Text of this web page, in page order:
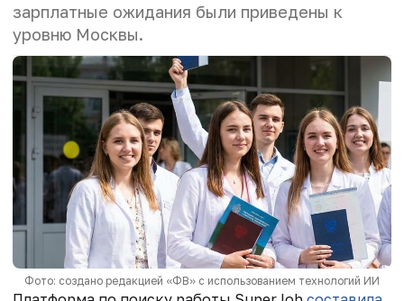
зарплатные ожидания были приведены к
уровню Москвы.
Фото: создано редакцией «ФВ» с использованием технологий ИИ